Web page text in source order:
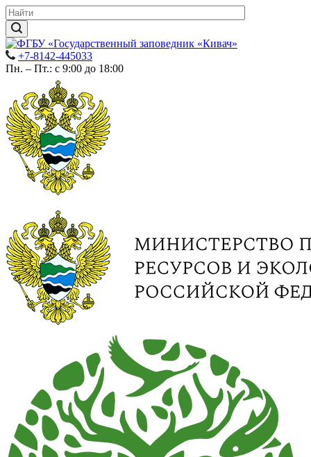
+7-8142-445033
Пн. – Пт.: с 9:00 до 18:00